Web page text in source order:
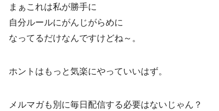
まぁこれは私が勝手に
自分ルールにがんじがらめに
なってるだけなんですけどね～。
ホントはもっと気楽にやっていいはず。
メルマガも別に毎日配信する必要はないじゃん？